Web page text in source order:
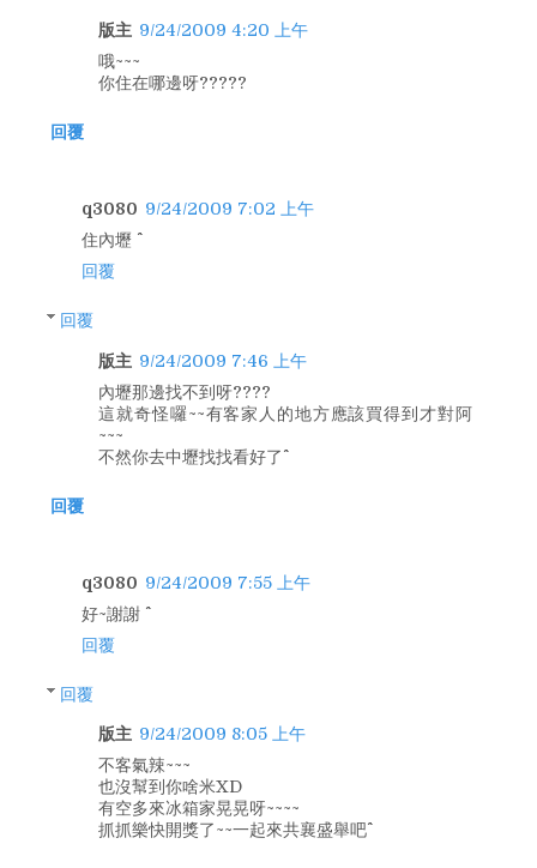
版主 9/24/2009 4:20 上午
哦~~~
你住在哪邊呀?????
回覆
q3080 9/24/2009 7:02 上午
住內壢 ^^
回覆
回覆
版主 9/24/2009 7:46 上午
內壢那邊找不到呀????
這就奇怪囉~~有客家人的地方應該買得到才對阿
~~~
不然你去中壢找找看好了^^
回覆
q3080 9/24/2009 7:55 上午
好~謝謝 ^^
回覆
回覆
版主 9/24/2009 8:05 上午
不客氣辣~~~
也沒幫到你啥米XD
有空多來冰箱家晃晃呀~~~~
抓抓樂快開獎了~~一起來共襄盛舉吧^^